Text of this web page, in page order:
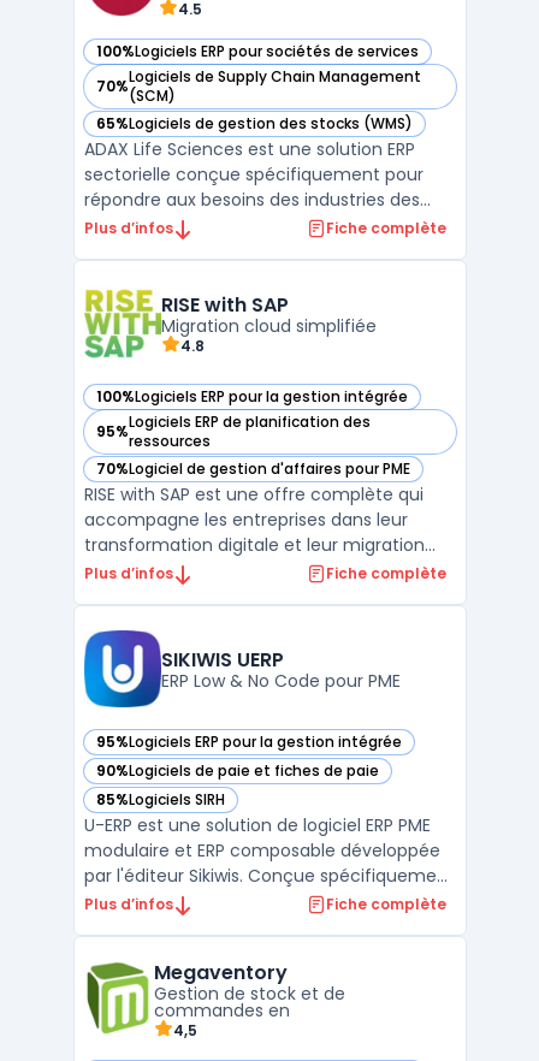
4.5
100%Logiciels ERP pour sociétés de services
— voir ADAX Life Sciences dans cette catégorie
70%Logiciels de Supply Chain Management
(SCM)
— voir ADAX Life Sciences dans cette catégorie
65%Logiciels de gestion des stocks (WMS)
— voir ADAX Life Sciences dans cette catégorie
ADAX Life Sciences est une solution ERP
sectorielle conçue spécifiquement pour
répondre aux besoins des industries des
sciences de la vie, telles que la pharmacie,
Microsoft Dynamics 365, ce logiciel assure
une gestion centr ...
Plus d’infos Fiche complète
RISE with SAP
Migration cloud simplifiée
4.8
100%Logiciels ERP pour la gestion intégrée
— voir RISE with SAP dans cette catégorie
95%Logiciels ERP de planification des
ressources
— voir RISE with SAP dans cette catégorie
70%Logiciel de gestion d'affaires pour PME
— voir RISE with SAP dans cette catégorie
RISE with SAP est une offre complète qui
accompagne les entreprises dans leur
transformation digitale et leur migration
vers le cloud. Conçue pour simplifier et
services et des méthodologies adaptés aux
besoins spécifi ...
Plus d’infos Fiche complète
SIKIWIS UERP
ERP Low & No Code pour PME
95%Logiciels ERP pour la gestion intégrée
— voir SIKIWIS UERP dans cette catégorie
90%Logiciels de paie et fiches de paie
— voir SIKIWIS UERP dans cette catégorie
85%Logiciels SIRH
— voir SIKIWIS UERP dans cette catégorie
U-ERP est une solution de logiciel ERP PME
modulaire et ERP composable développée
par l'éditeur Sikiwis. Conçue spécifiquement
pour les petites et moyennes entreprises,
processus métier au sein d'une
architecture unifiée. ...
Plus d’infos Fiche complète
Megaventory
Gestion de stock et de
commandes en
4,5